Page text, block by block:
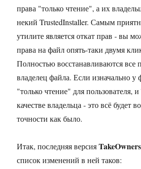
права "только чтение", а их
некий TrustedInstaller. Самым
утилите является откат прав - вы
права на файл опять-таки двумя
Полностью восстанавливаются все
владелец файла. Если изначально у
"только чтение" для пользователя,
качестве владельца - это всё будет
точности как было.
Итак, последняя версия
список изменений в ней таков: